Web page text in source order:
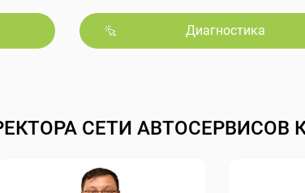
Диагностика
СЕТИ АВТОСЕРВИСОВ